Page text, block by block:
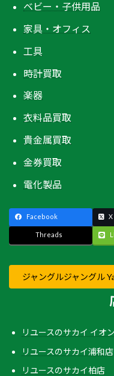
ベビー・子供用品
家具・オフィス
工具
時計買取
楽器
衣料品買取
貴金属買取
金券買取
電化製品
Facebook X
Threads
ジャングルジャングル
リユースのサカイ イオ
リユースのサカイ浦和店
リユースのサカイ柏店